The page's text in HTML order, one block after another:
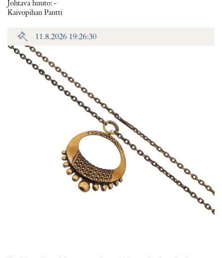
Johtava huuto:-
Kaivopihan Pantti
11.8.2026 19:26:30